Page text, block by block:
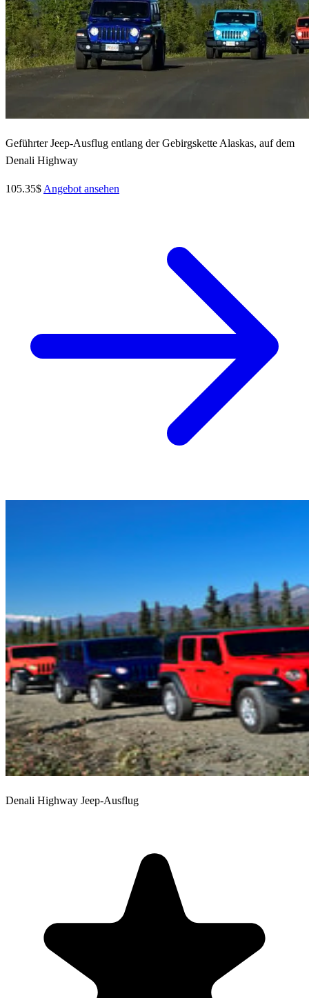
Geführter Jeep-Ausflug entlang der Gebirgskette Alaskas, auf dem
Denali Highway
105.35$ Angebot ansehen
Denali Highway Jeep-Ausflug